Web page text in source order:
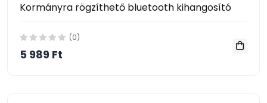
Kormányra rögzíthető bluetooth kihangosító
(0)
5 989 Ft